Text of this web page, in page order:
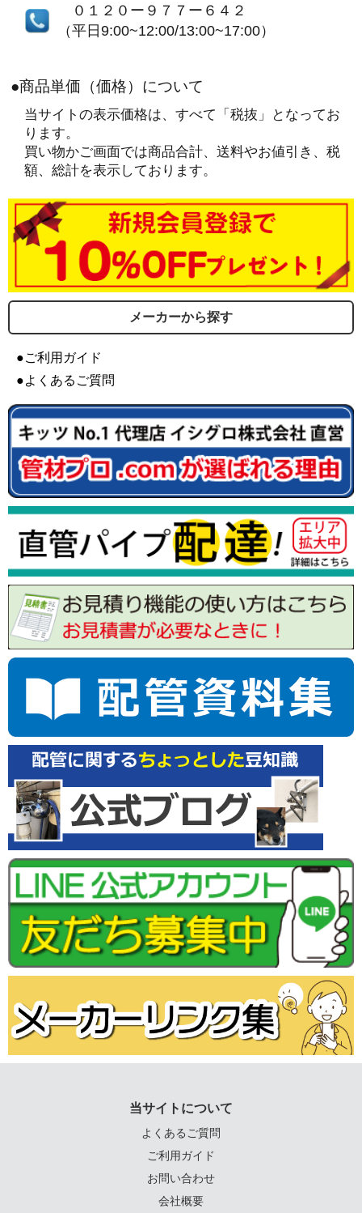
０１２０ー９７７ー６４２
（平日9:00~12:00/13:00~17:00）
●商品単価（価格）について
当サイトの表示価格は、すべて「税抜」となってお
ります。
買い物かご画面では商品合計、送料やお値引き、税
額、総計を表示しております。
メーカーから探す
●ご利用ガイド
●よくあるご質問
当サイトについて
よくあるご質問
ご利用ガイド
お問い合わせ
会社概要